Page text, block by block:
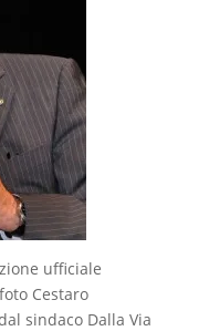
ufficiale
Cestaro
sindaco Dalla Via